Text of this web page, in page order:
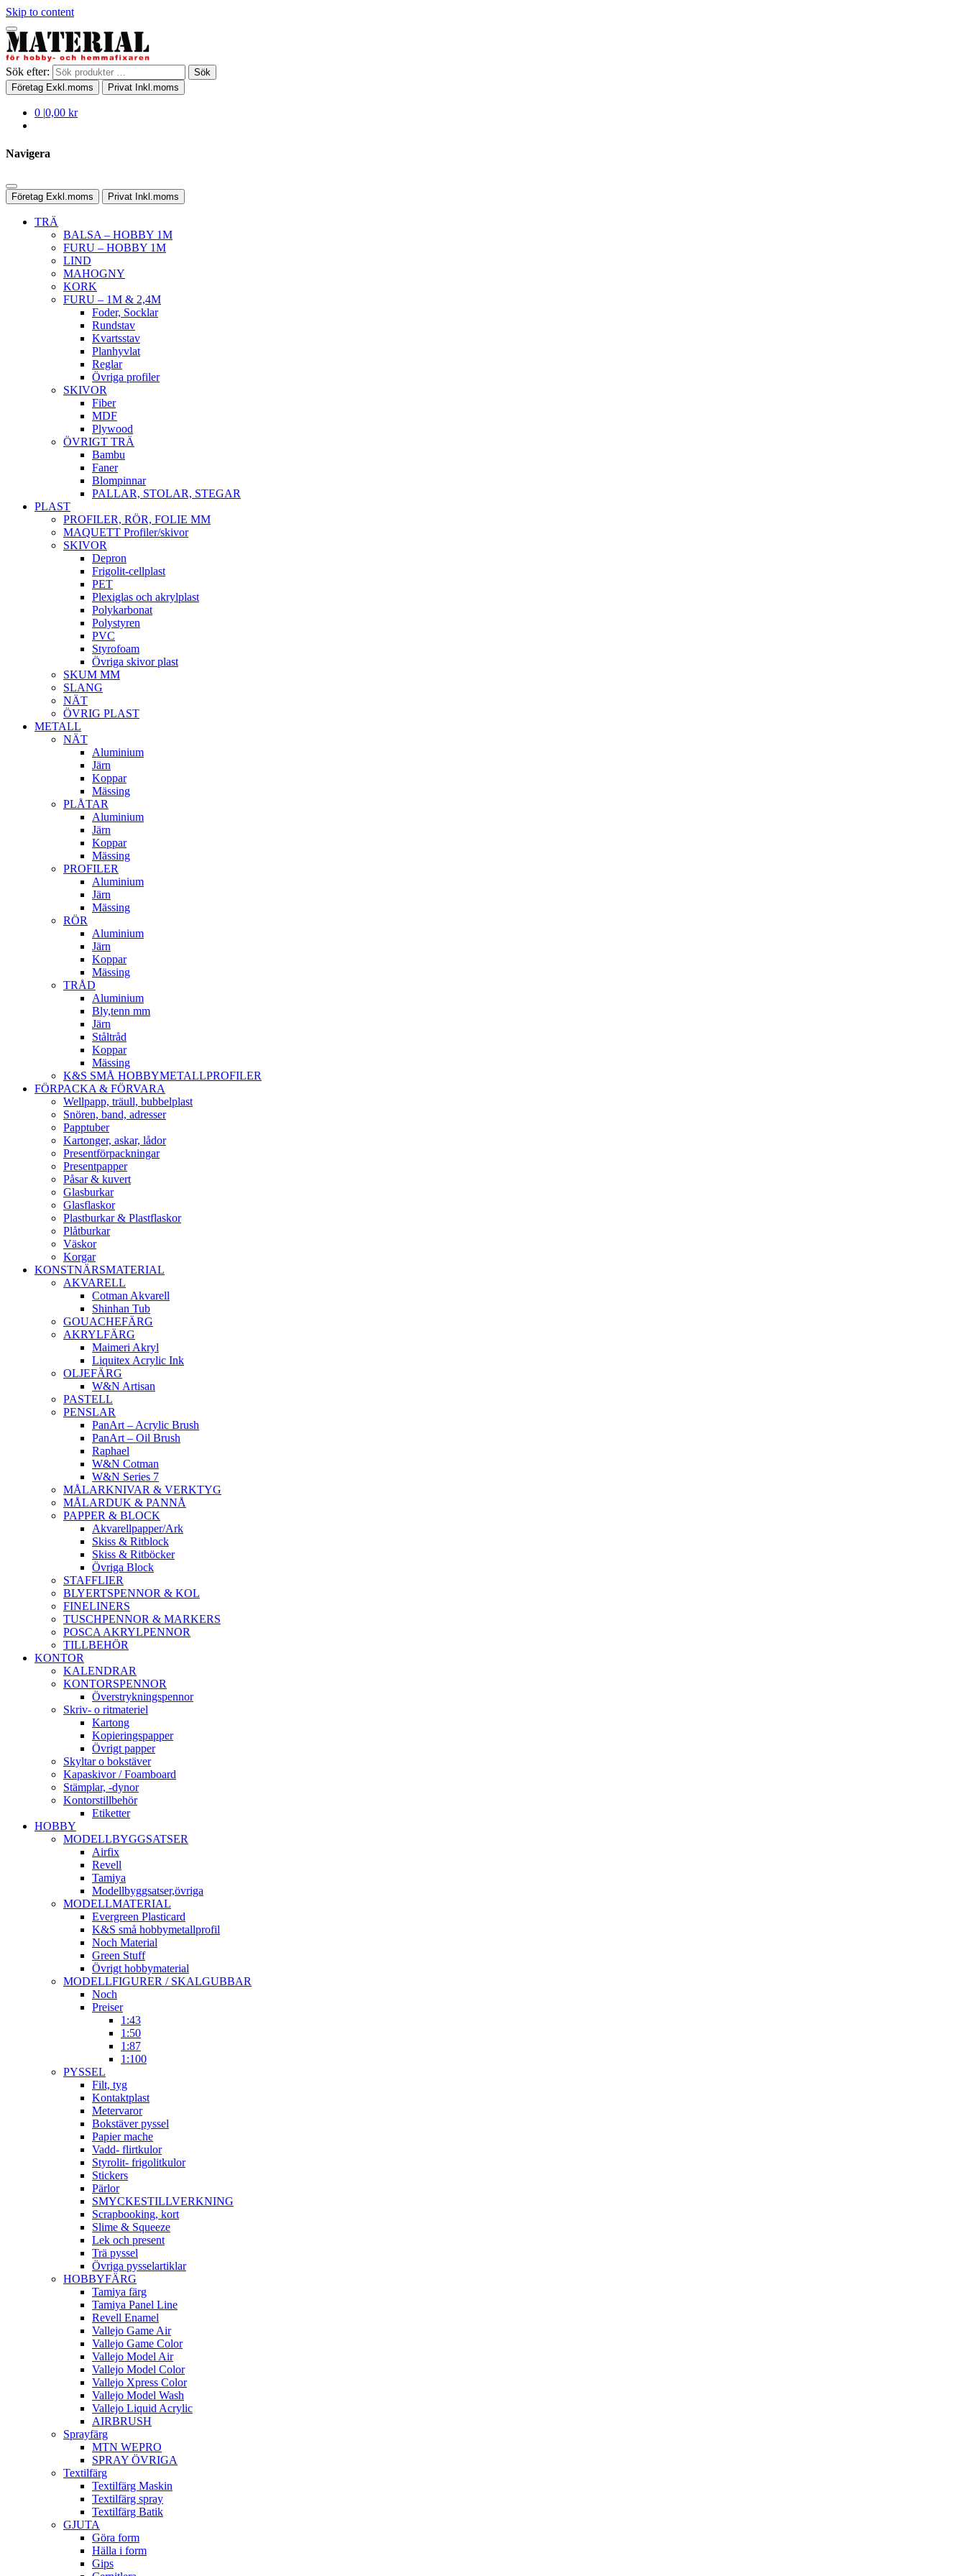
Skip to content
Sök efter:
Sök
Företag Exkl.moms Privat Inkl.moms
0 |0,00 kr
Navigera
Företag Exkl.moms Privat Inkl.moms
TRÄ
BALSA – HOBBY 1M
FURU – HOBBY 1M
LIND
MAHOGNY
KORK
FURU – 1M & 2,4M
Foder, Socklar
Rundstav
Kvartsstav
Planhyvlat
Reglar
Övriga profiler
SKIVOR
Fiber
MDF
Plywood
ÖVRIGT TRÄ
Bambu
Faner
Blompinnar
PALLAR, STOLAR, STEGAR
PLAST
PROFILER, RÖR, FOLIE MM
MAQUETT Profiler/skivor
SKIVOR
Depron
Frigolit-cellplast
PET
Plexiglas och akrylplast
Polykarbonat
Polystyren
PVC
Styrofoam
Övriga skivor plast
SKUM MM
SLANG
NÄT
ÖVRIG PLAST
METALL
NÄT
Aluminium
Järn
Koppar
Mässing
PLÅTAR
Aluminium
Järn
Koppar
Mässing
PROFILER
Aluminium
Järn
Mässing
RÖR
Aluminium
Järn
Koppar
Mässing
TRÅD
Aluminium
Bly,tenn mm
Järn
Ståltråd
Koppar
Mässing
K&S SMÅ HOBBYMETALLPROFILER
FÖRPACKA & FÖRVARA
Wellpapp, träull, bubbelplast
Snören, band, adresser
Papptuber
Kartonger, askar, lådor
Presentförpackningar
Presentpapper
Påsar & kuvert
Glasburkar
Glasflaskor
Plastburkar & Plastflaskor
Plåtburkar
Väskor
Korgar
KONSTNÄRSMATERIAL
AKVARELL
Cotman Akvarell
Shinhan Tub
GOUACHEFÄRG
AKRYLFÄRG
Maimeri Akryl
Liquitex Acrylic Ink
OLJEFÄRG
W&N Artisan
PASTELL
PENSLAR
PanArt – Acrylic Brush
PanArt – Oil Brush
Raphael
W&N Cotman
W&N Series 7
MÅLARKNIVAR & VERKTYG
MÅLARDUK & PANNÅ
PAPPER & BLOCK
Akvarellpapper/Ark
Skiss & Ritblock
Skiss & Ritböcker
Övriga Block
STAFFLIER
BLYERTSPENNOR & KOL
FINELINERS
TUSCHPENNOR & MARKERS
POSCA AKRYLPENNOR
TILLBEHÖR
KONTOR
KALENDRAR
KONTORSPENNOR
Överstrykningspennor
Skriv- o ritmateriel
Kartong
Kopieringspapper
Övrigt papper
Skyltar o bokstäver
Kapaskivor / Foamboard
Stämplar, -dynor
Kontorstillbehör
Etiketter
HOBBY
MODELLBYGGSATSER
Airfix
Revell
Tamiya
Modellbyggsatser,övriga
MODELLMATERIAL
Evergreen Plasticard
K&S små hobbymetallprofil
Noch Material
Green Stuff
Övrigt hobbymaterial
MODELLFIGURER / SKALGUBBAR
Noch
Preiser
1:43
1:50
1:87
1:100
PYSSEL
Filt, tyg
Kontaktplast
Metervaror
Bokstäver pyssel
Papier mache
Vadd- flirtkulor
Styrolit- frigolitkulor
Stickers
Pärlor
SMYCKESTILLVERKNING
Scrapbooking, kort
Slime & Squeeze
Lek och present
Trä pyssel
Övriga pysselartiklar
HOBBYFÄRG
Tamiya färg
Tamiya Panel Line
Revell Enamel
Vallejo Game Air
Vallejo Game Color
Vallejo Model Air
Vallejo Model Color
Vallejo Xpress Color
Vallejo Model Wash
Vallejo Liquid Acrylic
AIRBRUSH
Sprayfärg
MTN WEPRO
SPRAY ÖVRIGA
Textilfärg
Textilfärg Maskin
Textilfärg spray
Textilfärg Batik
GJUTA
Göra form
Hälla i form
Gips